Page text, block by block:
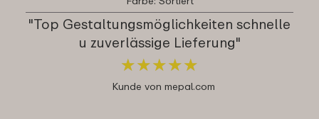
"Top Gestaltungsmöglichkeiten schnelle
u zuverlässige Lieferung"
★★★★★
★★★★★
Kunde von mepal.com